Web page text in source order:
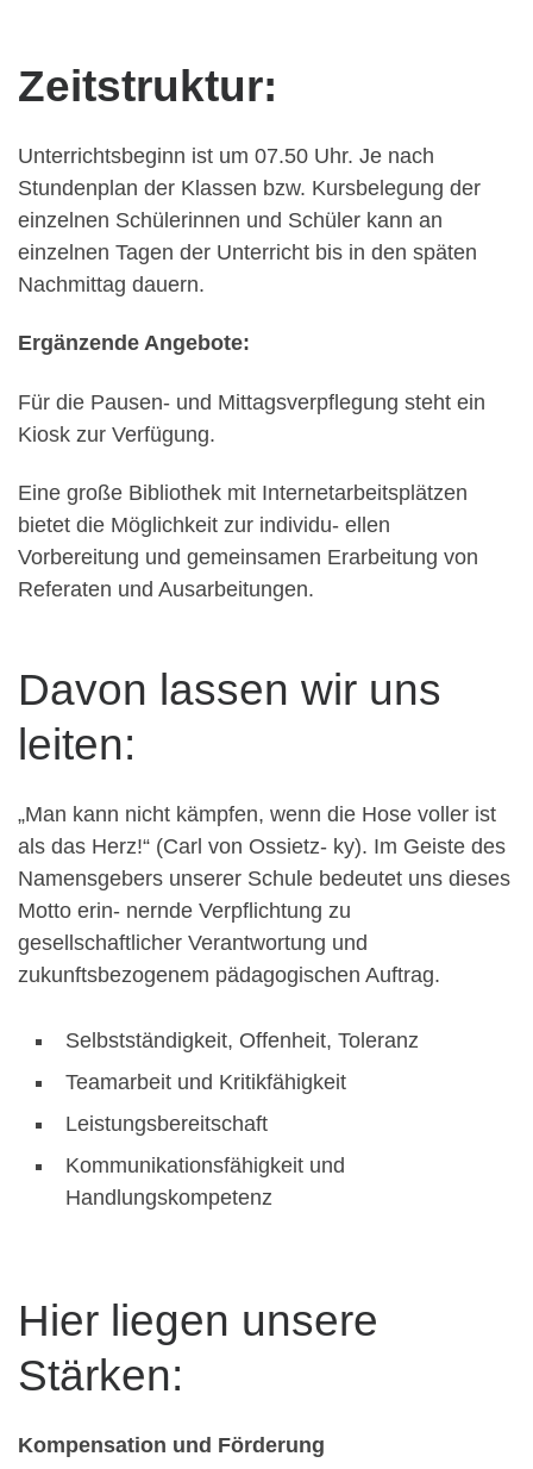
Zeitstruktur:
Unterrichtsbeginn ist um 07.50 Uhr. Je nach
Stundenplan der Klassen bzw. Kursbelegung der
einzelnen Schülerinnen und Schüler kann an
einzelnen Tagen der Unterricht bis in den späten
Nachmittag dauern.
Ergänzende Angebote:
Für die Pausen- und Mittagsverpflegung steht ein
Kiosk zur Verfügung.
Eine große Bibliothek mit Internetarbeitsplätzen
bietet die Möglichkeit zur individu- ellen
Vorbereitung und gemeinsamen Erarbeitung von
Referaten und Ausarbeitungen.
Davon lassen wir uns
leiten:
„Man kann nicht kämpfen, wenn die Hose voller ist
als das Herz!“ (Carl von Ossietz- ky). Im Geiste des
Namensgebers unserer Schule bedeutet uns dieses
Motto erin- nernde Verpflichtung zu
gesellschaftlicher Verantwortung und
zukunftsbezogenem pädagogischen Auftrag.
Selbstständigkeit, Offenheit, Toleranz
Teamarbeit und Kritikfähigkeit
Leistungsbereitschaft
Kommunikationsfähigkeit und
Handlungskompetenz
Hier liegen unsere
Stärken:
Kompensation und Förderung